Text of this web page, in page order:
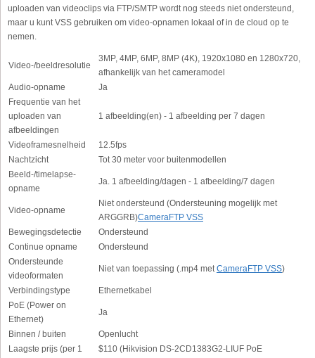
uploaden van videoclips via FTP/SMTP wordt nog steeds niet ondersteund,
maar u kunt VSS gebruiken om video-opnamen lokaal of in de cloud op te
nemen.
Video-/beeldresolutie
3MP, 4MP, 6MP, 8MP (4K), 1920x1080 en 1280x720,
afhankelijk van het cameramodel
Audio-opname
Ja
Frequentie van het
uploaden van
afbeeldingen
1 afbeelding(en) - 1 afbeelding per 7 dagen
Videoframesnelheid
12.5fps
Nachtzicht
Tot 30 meter voor buitenmodellen
Beeld-/timelapse-
opname
Ja. 1 afbeelding/dagen - 1 afbeelding/7 dagen
Video-opname
Niet ondersteund (Ondersteuning mogelijk met
ARGGRB)CameraFTP VSS
Bewegingsdetectie
Ondersteund
Continue opname
Ondersteund
Ondersteunde
videoformaten
Niet van toepassing (.mp4 met CameraFTP VSS)
Verbindingstype
Ethernetkabel
PoE (Power on
Ethernet)
Ja
Binnen / buiten
Openlucht
Laagste prijs (per 1
$110 (Hikvision DS-2CD1383G2-LIUF PoE